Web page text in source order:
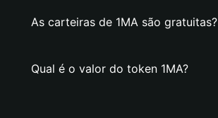
As carteiras de 1MA são gratuitas?
Qual é o valor do token 1MA?